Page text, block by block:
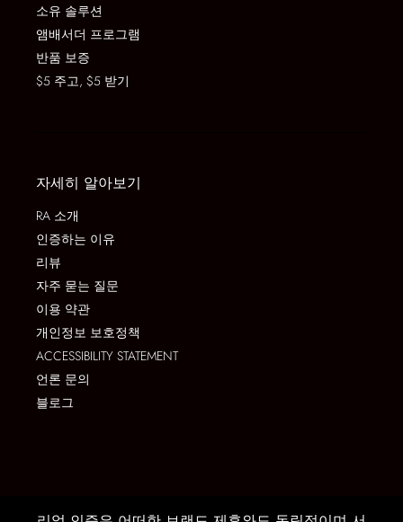
소유 솔루션
앰배서더 프로그램
반품 보증
$5 주고, $5 받기
자세히 알아보기
RA 소개
인증하는 이유
리뷰
자주 묻는 질문
이용 약관
개인정보 보호정책
ACCESSIBILITY STATEMENT
언론 문의
블로그